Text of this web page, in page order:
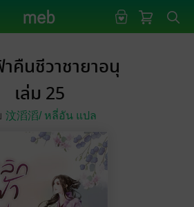
คืนชีวาชายาอนุ
เล่ม 25
汶滔滔/ หลี่อัน แปล